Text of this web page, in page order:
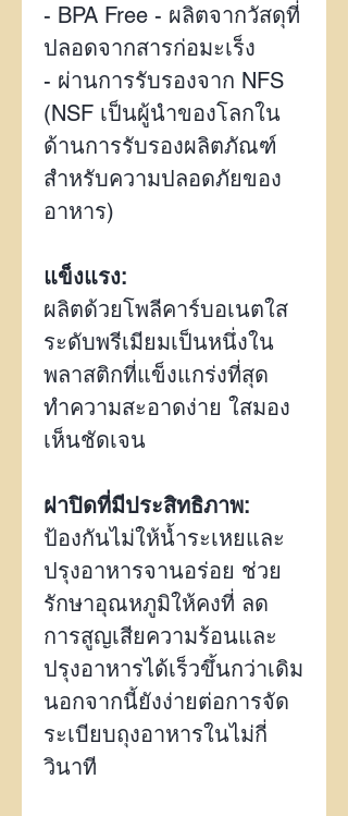
- BPA Free - ผลิตจากวัสดุที่
ปลอดจากสารก่อมะเร็ง
- ผ่านการรับรองจาก NFS
(NSF เป็นผู้นำของโลกใน
ด้านการรับรองผลิตภัณฑ์
สำหรับความปลอดภัยของ
อาหาร)
แข็งแรง:
ผลิตด้วยโพลีคาร์บอเนตใส
ระดับพรีเมียมเป็นหนึ่งใน
พลาสติกที่แข็งแกร่งที่สุด
ทำความสะอาดง่าย ใสมอง
เห็นชัดเจน
ฝาปิดที่มีประสิทธิภาพ:
ป้องกันไม่ให้น้ำระเหยและ
ปรุงอาหารจานอร่อย ช่วย
รักษาอุณหภูมิให้คงที่ ลด
การสูญเสียความร้อนและ
ปรุงอาหารได้เร็วขึ้นกว่าเดิม
นอกจากนี้ยังง่ายต่อการจัด
ระเบียบถุงอาหารในไม่กี่
วินาที